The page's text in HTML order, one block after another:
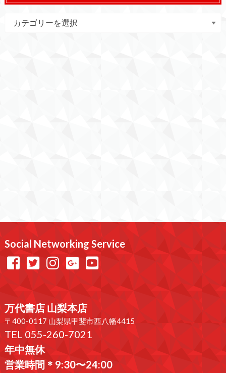
Social Networking Service
万代書店 山梨本店
〒400-0117 山梨県甲斐市西八幡4415
TEL 055-260-7021
年中無休
営業時間＊9:30〜24:00